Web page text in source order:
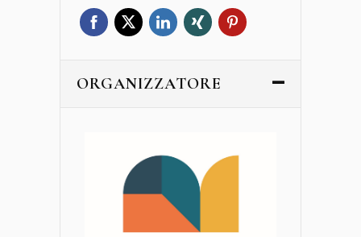
ORGANIZZATORE